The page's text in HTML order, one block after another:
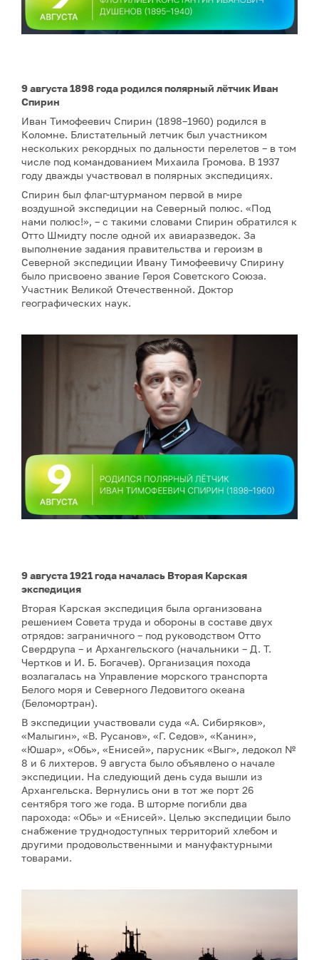
9 августа 1898 года родился полярный лётчик Иван
Спирин
Иван Тимофеевич Спирин (1898–1960) родился в
Коломне. Блистательный летчик был участником
нескольких рекордных по дальности перелетов – в том
числе под командованием Михаила Громова. В 1937
году дважды участвовал в полярных экспедициях.
Спирин был флаг-штурманом первой в мире
воздушной экспедиции на Северный полюс. «Под
нами полюс!», – с такими словами Спирин обратился к
Отто Шмидту после одной их авиаразведок. За
выполнение задания правительства и героизм в
Северной экспедиции Ивану Тимофеевичу Спирину
было присвоено звание Героя Советского Союза.
Участник Великой Отечественной. Доктор
географических наук.
9 августа 1921 года началась Вторая Карская
экспедиция
Вторая Карская экспедиция была организована
решением Совета труда и обороны в составе двух
отрядов: заграничного – под руководством Отто
Свердрупа – и Архангельского (начальники – Д. Т.
Чертков и И. Б. Богачев). Организация похода
возлагалась на Управление морского транспорта
Белого моря и Северного Ледовитого океана
(Беломортран).
В экспедиции участвовали суда «А. Сибиряков»,
«Малыгин», «В. Русанов», «Г. Седов», «Канин»,
«Юшар», «Обь», «Енисей», парусник «Выг», ледокол №
8 и 6 лихтеров. 9 августа было объявлено о начале
экспедиции. На следующий день суда вышли из
Архангельска. Вернулись они в тот же порт 26
сентября того же года. В шторме погибли два
парохода: «Обь» и «Енисей». Целью экспедиции было
снабжение труднодоступных территорий хлебом и
другими продовольственными и мануфактурными
товарами.